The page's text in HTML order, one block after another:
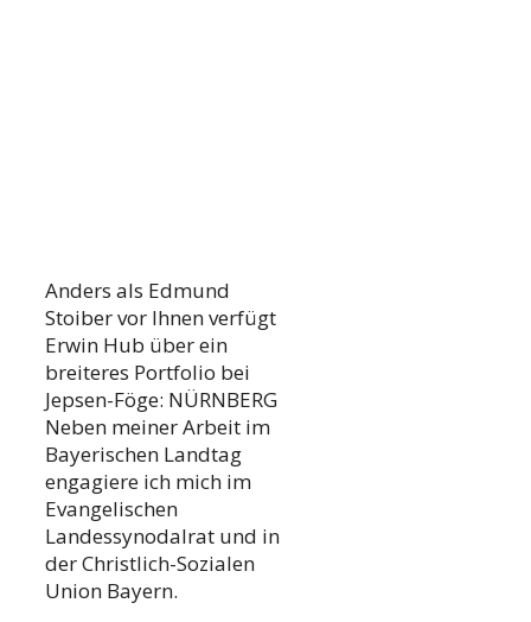
Anders als Edmund
Stoiber vor Ihnen verfügt
Erwin Hub über ein
breiteres Portfolio bei
Jepsen-Föge: NÜRNBERG
Neben meiner Arbeit im
Bayerischen Landtag
engagiere ich mich im
Evangelischen
Landessynodalrat und in
der Christlich-Sozialen
Union Bayern.